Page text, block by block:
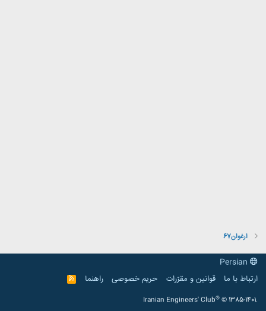
ارغوان67
ارتباط با ما
قوانین و مقرّرات حریم خصوصی راهنما
R
S
Iranian Engineers' Club® © 1385-1401.